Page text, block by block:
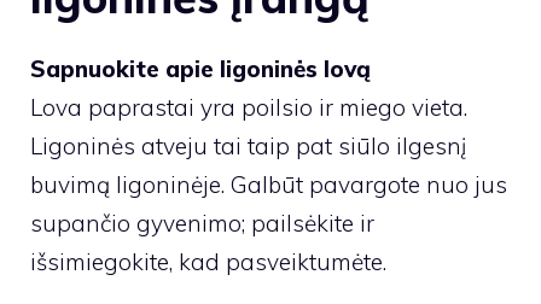
Sapnuokite apie ligoninės lovą
Lova paprastai yra poilsio ir miego vieta.
Ligoninės atveju tai taip pat siūlo ilgesnį
buvimą ligoninėje. Galbūt pavargote nuo jus
supančio gyvenimo; pailsėkite ir
išsimiegokite, kad pasveiktumėte.